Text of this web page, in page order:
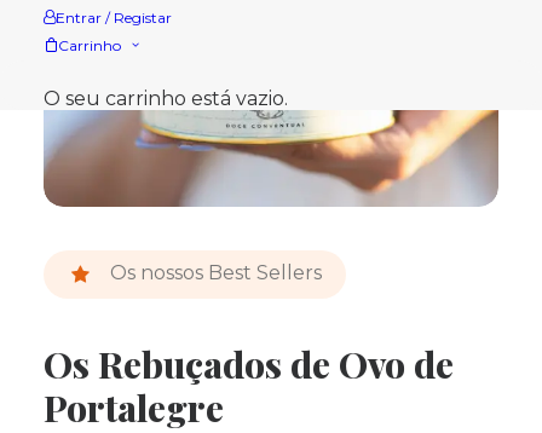
Entrar / Registar
Carrinho
O seu carrinho está vazio.
Os nossos Best Sellers
Os Rebuçados de Ovo de
Portalegre